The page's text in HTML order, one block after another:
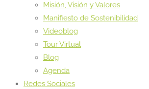
Misión, Visión y Valores
Manifiesto de Sostenibilidad
Videoblog
Tour Virtual
Blog
Agenda
Redes Sociales